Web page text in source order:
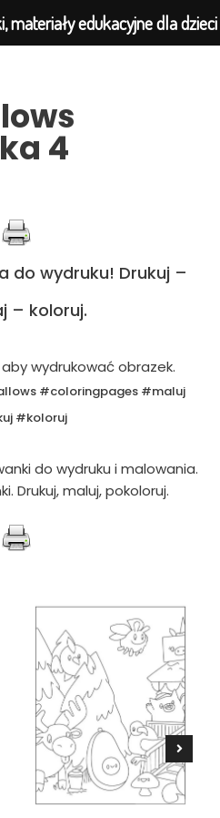
4
do wydruku! Drukuj –
– koloruj.
aby wydrukować obrazek.
#coloringpages #maluj
#koloruj
materiały edukacyjne dla dzieci